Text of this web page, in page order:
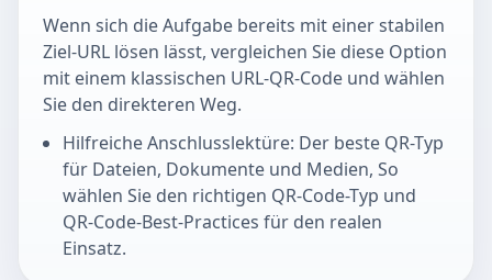
Wenn sich die Aufgabe bereits mit einer stabilen
Ziel-URL lösen lässt, vergleichen Sie diese Option
mit einem klassischen URL-QR-Code und wählen
Sie den direkteren Weg.
Hilfreiche Anschlusslektüre: Der beste QR-Typ
für Dateien, Dokumente und Medien, So
wählen Sie den richtigen QR-Code-Typ und
QR-Code-Best-Practices für den realen
Einsatz.